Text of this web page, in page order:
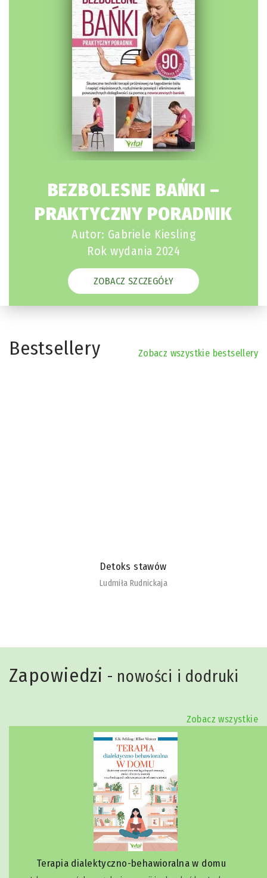
BEZBOLESNE BAŃKI –
PRAKTYCZNY PORADNIK
Autor: Gabriele Kiesling
Rok wydania 2024
ZOBACZ SZCZEGÓŁY
Bestsellery Zobacz wszystkie bestsellery
Detoks stawów
Ludmiła Rudnickaja
Zapowiedzi - nowości i dodruki
Zobacz wszystkie
Terapia dialektyczno-behawioralna w domu